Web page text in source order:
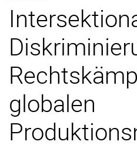
globalen